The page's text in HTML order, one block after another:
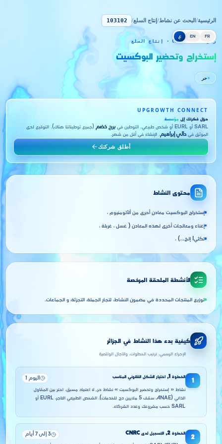
FR
EN ع
الرئيسية/البحث عن نشاط/إنتاج السلع/
103102
رمز CNRC 103102 · إنتاج السلع
إستخراج وتحضير البوكسيت
حر
UPGROWTH CONNECT
حوّل فكرتك إلى مؤسسة
SARL أو EURL أو شخص طبيعي. التوطين في برج خضم (جميع توطيناتنا هناك). التوقيع لدى
الموثق في دالي إبراهيم . الإنشاء في أقل من شهر.
أطلق شركتك
محتوى النشاط
إستخراج البوكسيت معادن أحرى من ألألومنيوم ،
إغناء ومعالجات أخرى لهذه المعادن ( غسل ، غربلة ،
تكثيI إلخ...) .
الأنشطة الملحقة المرخصة
توزيع المنتجات المحددة في مضمون النشاط، لتجار الجملة، التجزئة، و الجماعات.
كيفية بدء هذا النشاط في الجزائر
الإجراء الرسمي، ترتيب الخطوات، والآجال الواقعية
1
الخطوة 1
, اختيار الشكل القانوني المناسب اليوم 1
نشاط « إستخراج وتحضير البوكسيت » نشاط حر, لا اعتماد مسبق. اختر بين المقاول
الذاتي (ANAE، سقف 5 ملايين دج للخدمات)، الشخص الطبيعي التاجر، EURL أو
SARL حسب مشروعك وعدد الشركاء.
2
الخطوة 2
, التسجيل لدى CNRC 3 إلى 7 أيام